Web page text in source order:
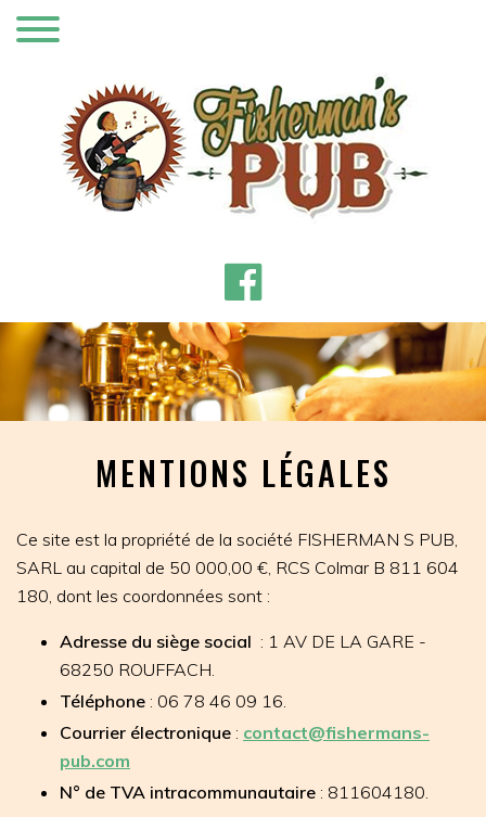
MENTIONS LÉGALES
Ce site est la propriété de la société FISHERMAN S PUB,
SARL au capital de 50 000,00 €, RCS Colmar B 811 604
180, dont les coordonnées sont :
Adresse du siège social : 1 AV DE LA GARE -
68250 ROUFFACH.
Téléphone : 06 78 46 09 16.
Courrier électronique : contact@fishermans-
pub.com
N° de TVA intracommunautaire : 811604180.